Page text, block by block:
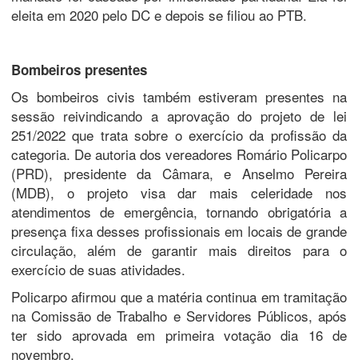
eleita em 2020 pelo DC e depois se filiou ao PTB.
Bombeiros presentes
Os bombeiros civis também estiveram presentes na
sessão reivindicando a aprovação do projeto de lei
251/2022 que trata sobre o exercício da profissão da
categoria. De autoria dos vereadores Romário Policarpo
(PRD), presidente da Câmara, e Anselmo Pereira
(MDB), o projeto visa dar mais celeridade nos
atendimentos de emergência, tornando obrigatória a
presença fixa desses profissionais em locais de grande
circulação, além de garantir mais direitos para o
exercício de suas atividades.
Policarpo afirmou que a matéria continua em tramitação
na Comissão de Trabalho e Servidores Públicos, após
ter sido aprovada em primeira votação dia 16 de
novembro.